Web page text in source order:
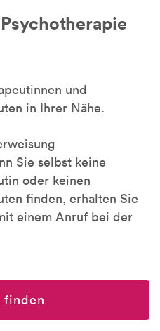
und
in Ihrer Nähe.
Sie selbst keine
oder keinen
finden, erhalten Sie
einem Anruf bei der
finden